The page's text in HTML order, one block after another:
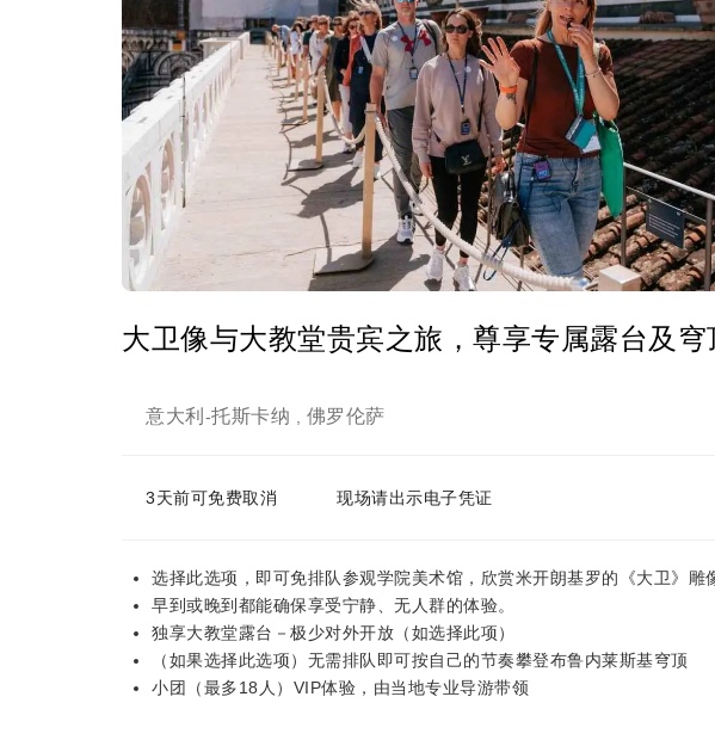
大卫像与大教堂贵宾之旅，尊享专属露台及穹
意大利 -托斯卡纳 佛罗伦萨
3天前可免费取消 现场请出示电子凭证
选择此选项，即可免排队参观学院美术馆，欣赏米开朗基罗的《大卫》雕
早到或晚到都能确保享受宁静、无人群的体验。
独享大教堂露台－极少对外开放（如选择此项）
（如果选择此选项）无需排队即可按自己的节奏攀登布鲁内莱斯基穹顶
小团（最多18人）VIP体验，由当地专业导游带领